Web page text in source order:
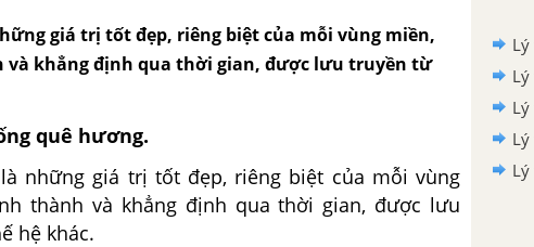
giá trị tốt đẹp, riêng biệt của mỗi vùng miền,
khẳng định qua thời gian, được lưu truyền từ
quê hương.
những giá trị tốt đẹp, riêng biệt của mỗi vùng
thành và khẳng định qua thời gian, được lưu
hệ khác.